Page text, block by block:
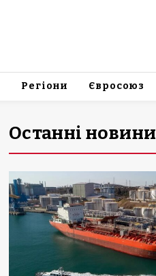
Регіони Євросоюз
Останні новини